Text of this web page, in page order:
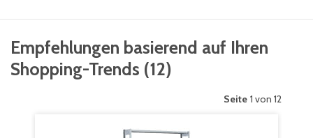
Empfehlungen basierend auf Ihren
Shopping-Trends (12)
Seite 1 von 12